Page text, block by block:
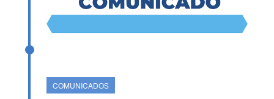
COMUNICADOS